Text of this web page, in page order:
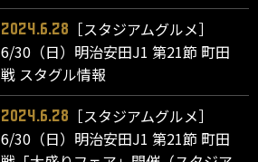
2024.6.28
［スタジアムグルメ］
6/30（日）明治安田J1 第21節 町田
戦 スタグル情報
2024.6.28
［スタジアムグルメ］
6/30（日）明治安田J1 第21節 町田